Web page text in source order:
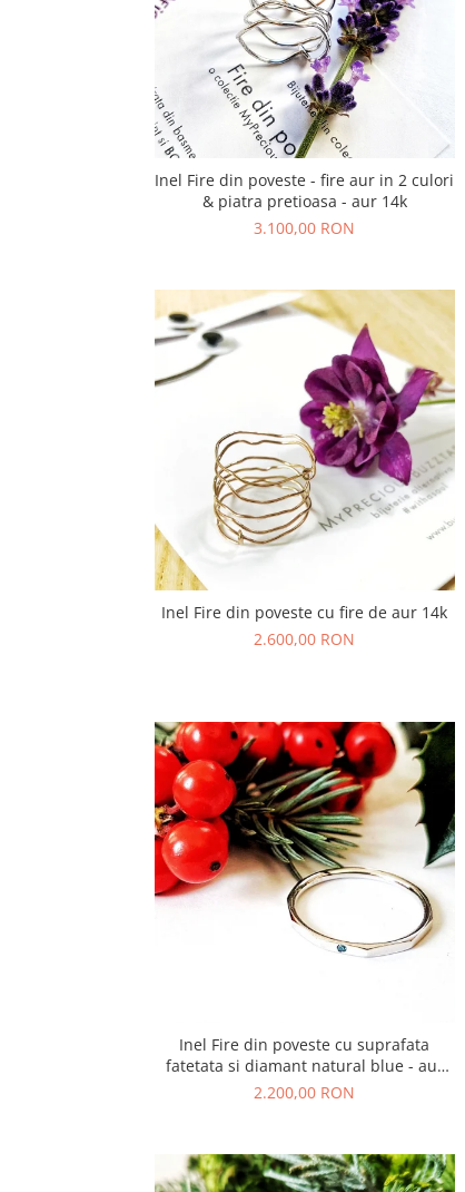
Inel Fire din poveste - fire aur in 2 culori
& piatra pretioasa - aur 14k
3.100,00 RON
Inel Fire din poveste cu fire de aur 14k
2.600,00 RON
Inel Fire din poveste cu suprafata
fatetata si diamant natural blue - aur
14k
2.200,00 RON